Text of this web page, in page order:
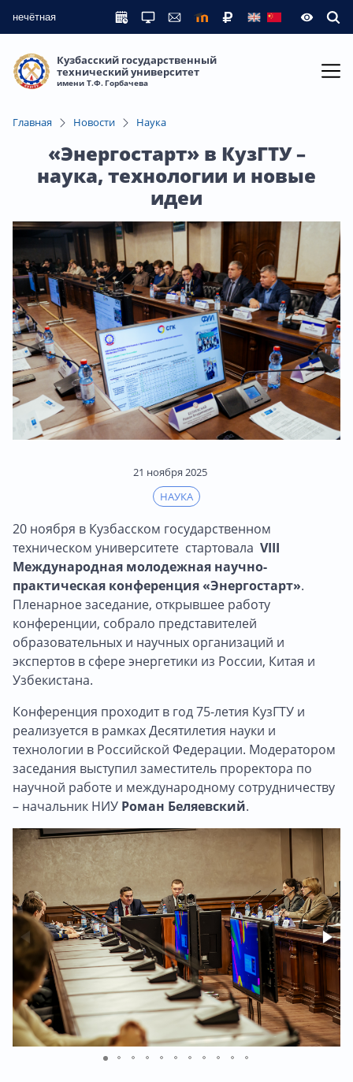
нечётная
Кузбасский государственный
технический университет
имени Т.Ф. Горбачева
Главная Новости Наука
«Энергостарт» в КузГТУ –
наука, технологии и новые
идеи
21 ноября 2025
НАУКА
20 ноября в Кузбасском государственном
техническом университете стартовала VIII
Международная молодежная научно-
практическая конференция «Энергостарт».
Пленарное заседание, открывшее работу
конференции, собрало представителей
образовательных и научных организаций и
экспертов в сфере энергетики из России, Китая и
Узбекистана.
Конференция проходит в год 75-летия КузГТУ и
реализуется в рамках Десятилетия науки и
технологии в Российской Федерации. Модератором
заседания выступил заместитель проректора по
научной работе и международному сотрудничеству
– начальник НИУ Роман Беляевский.